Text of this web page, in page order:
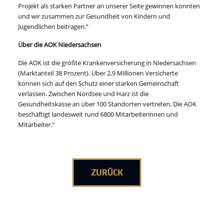
Projekt als starken Partner an unserer Seite gewinnen konnten
und wir zusammen zur Gesundheit von Kindern und
Jugendlichen beitragen.“
Über die AOK Niedersachsen
Die AOK ist die größte Krankenversicherung in Niedersachsen
(Marktanteil 38 Prozent). Über 2,9 Millionen Versicherte
können sich auf den Schutz einer starken Gemeinschaft
verlassen. Zwischen Nordsee und Harz ist die
Gesundheitskasse an über 100 Standorten vertreten. Die AOK
beschäftigt landesweit rund 6800 Mitarbeiterinnen und
Mitarbeiter.“
ZURÜCK